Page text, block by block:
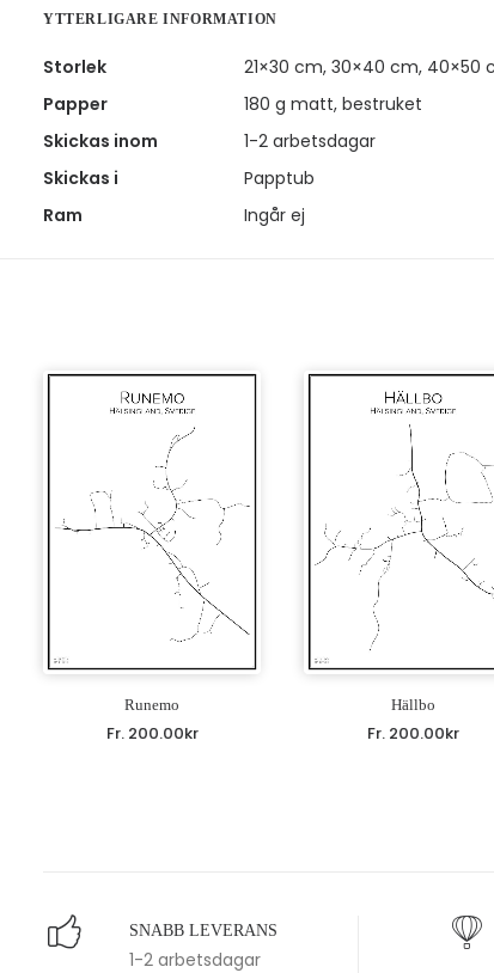
YTTERLIGARE INFORMATION
Storlek
21×30 cm, 30×40 cm, 40×50
Papper
180 g matt, bestruket
Skickas inom
1-2 arbetsdagar
Skickas i
Papptub
Ram
Ingår ej
Runemo
Fr. 200.00kr
Hällbo
Fr. 200.00kr
SNABB LEVERANS
1-2 arbetsdagar